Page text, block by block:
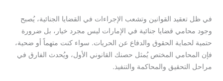
في ظل تعقيد القوانين وتشعب الإجراءات في القضايا الجنائية، يُصبح
وجود محامي قضايا جنائية في الإمارات ليس مجرد خيار، بل ضرورة
حتمية لحماية الحقوق والدفاع عن الحريات. سواء كنت متهماً أو ضحية،
فإن المحامي المختص يُمثل حصنك القانوني الأول، ويُحدث الفارق في
مراحل التحقيق والمحاكمة والتنفيذ.